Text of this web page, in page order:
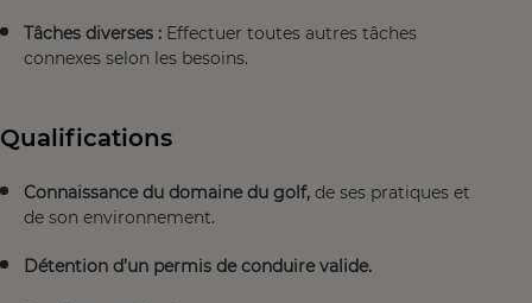
Tâches diverses : Effectuer toutes autres tâches
connexes selon les besoins.
Qualifications
Connaissance du domaine du golf, de ses pratiques et
de son environnement.
Détention d’un permis de conduire valide.